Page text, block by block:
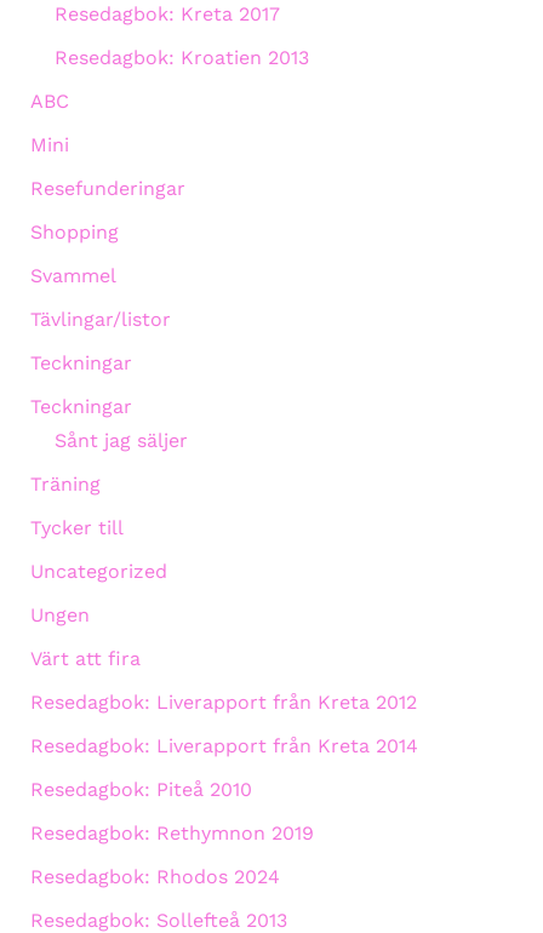
Resedagbok: Kreta 2017
Resedagbok: Kroatien 2013
ABC
Mini
Resefunderingar
Shopping
Svammel
Tävlingar/listor
Teckningar
Teckningar
Sånt jag säljer
Träning
Tycker till
Uncategorized
Ungen
Värt att fira
Resedagbok: Liverapport från Kreta 2012
Resedagbok: Liverapport från Kreta 2014
Resedagbok: Piteå 2010
Resedagbok: Rethymnon 2019
Resedagbok: Rhodos 2024
Resedagbok: Sollefteå 2013